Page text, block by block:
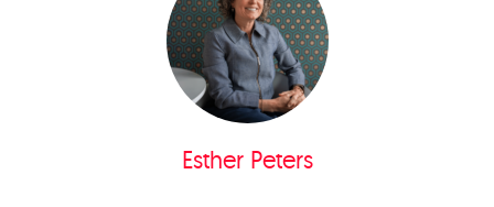
Esther Peters